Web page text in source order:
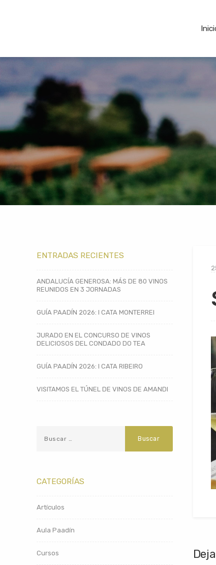
ENTRADAS RECIENTES
ANDALUCÍA GENEROSA: MÁS DE 80 VINOS
REUNIDOS EN 3 JORNADAS
GUÍA PAADÍN 2026: I CATA MONTERREI
JURADO EN EL CONCURSO DE VINOS
DELICIOSOS DEL CONDADO DO TEA
GUÍA PAADÍN 2026: I CATA RIBEIRO
VISITAMOS EL TÚNEL DE VINOS DE AMANDI
CATEGORÍAS
Artículos
Aula Paadín
Cursos